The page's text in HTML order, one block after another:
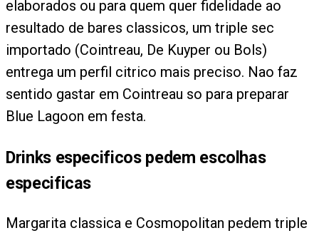
elaborados ou para quem quer fidelidade ao
resultado de bares classicos, um triple sec
importado (Cointreau, De Kuyper ou Bols)
entrega um perfil citrico mais preciso. Nao faz
sentido gastar em Cointreau so para preparar
Blue Lagoon em festa.
Drinks especificos pedem escolhas
especificas
Margarita classica e Cosmopolitan pedem triple